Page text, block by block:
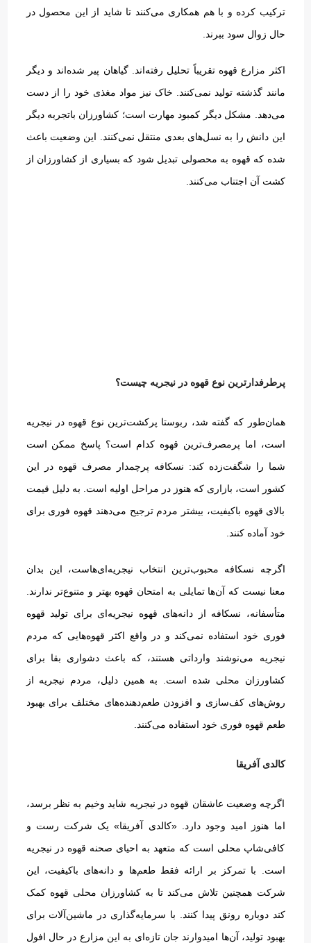
ترکیب کرده و با هم همکاری می‌کنند تا شاید از این محصول در
حال زوال سود ببرند
اکثر مزارع قهوه تقریباً تحلیل رفته‌اند .گیاهان پیر شده‌اند و دیگر
مانند گذشته تولید نمی‌کنند
خاک نیز مواد مغذی خود را از دست
می‌دهد
مشکل دیگر کمبود مهارت است؛ کشاورزان باتجربه دیگر
این دانش را به نسل‌های بعدی منتقل نمی‌کنند
این وضعیت باعث
شده که قهوه به محصولی تبدیل شود که بسیاری از کشاورزان از
کشت آن اجتناب می‌کنند
پرطرفدارترین نوع قهوه در نیجریه چیست؟
همان‌طور که گفته شد، ربوستا پرکشت‌ترین نوع قهوه در نیجریه
است، اما پرمصرف‌ترین قهوه کدام است؟ پاسخ ممکن است
شما را شگفت‌زده کند: نسکافه پرچمدار مصرف قهوه در این
کشور است، بازاری که هنوز در مراحل اولیه است
به دلیل قیمت
بالای قهوه باکیفیت، بیشتر مردم ترجیح می‌دهند قهوه فوری برای
خود آماده کنند
اگرچه نسکافه محبوب‌ترین انتخاب نیجریه‌ای‌هاست، این بدان
معنا نیست که آن‌ها تمایلی به امتحان قهوه بهتر و متنوع‌تر ندارند
متأسفانه، نسکافه از دانه‌های قهوه نیجریه‌ای برای تولید قهوه
فوری خود استفاده نمی‌کند و در واقع اکثر قهوه‌هایی که مردم
نیجریه می‌نوشند وارداتی هستند، که باعث دشواری بقا برای
کشاورزان محلی شده است
به همین دلیل، مردم نیجریه از
روش‌های کف‌سازی و افزودن طعم‌دهنده‌های مختلف برای بهبود
طعم قهوه فوری خود استفاده می‌کنند
کالدی آفریقا
اگرچه وضعیت عاشقان قهوه در نیجریه شاید وخیم به نظر برسد،
اما هنوز امید وجود دارد
. «کالدی آفریقا» یک شرکت رست و
کافی‌شاپ محلی است که متعهد به احیای صحنه قهوه در نیجریه
است
با تمرکز بر ارائه فقط طعم‌ها و دانه‌های باکیفیت، این
شرکت همچنین تلاش می‌کند تا به کشاورزان محلی قهوه کمک
کند دوباره رونق پیدا کنند
با سرمایه‌گذاری در ماشین‌آلات برای
بهبود تولید، آن‌ها امیدوارند جان تازه‌ای به این مزارع در حال افول